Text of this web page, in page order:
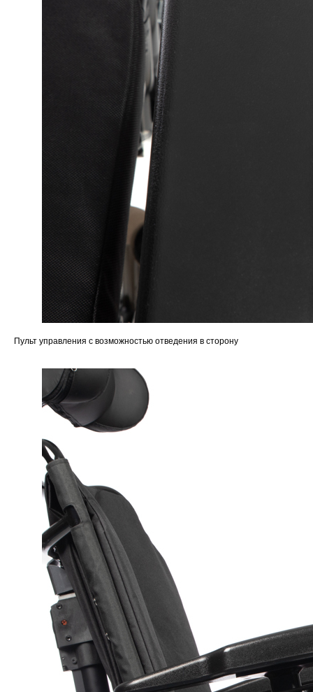
Пульт управления с возможностью отведения в сторону